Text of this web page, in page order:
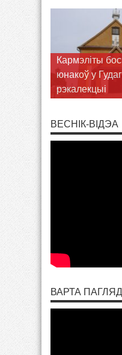
Кармэліты
юнакоў у
рэкалекцыі
ВЕСНІК-ВІДЭА
ВАРТА